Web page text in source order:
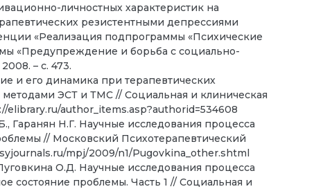
личностных характеристик на
резистентными депрессиями
«Реализация подпрограммы «Психические
«Предупреждение и борьба с социально-
– с. 473.
и его динамика при терапевтических
ЭСТ и ТМС // Социальная и клиническая
elibrary.ru/author_items.asp?authorid=534608
Гаранян Н.Г. Научные исследования процесса
// Московский Психотерапевтический
mpj/2009/n1/Pugovkina_other.shtml
О.Д. Научные исследования процесса
состояние проблемы. Часть 1 // Социальная и